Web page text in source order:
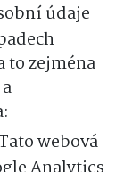
údaje
zejména
webová